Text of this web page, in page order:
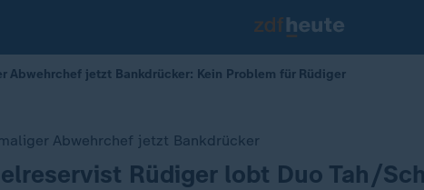
Abwehrchef jetzt Bankdrücker: Kein Problem für Rüdiger
Abwehrchef jetzt Bankdrücker
Rüdiger lobt Duo Tah/